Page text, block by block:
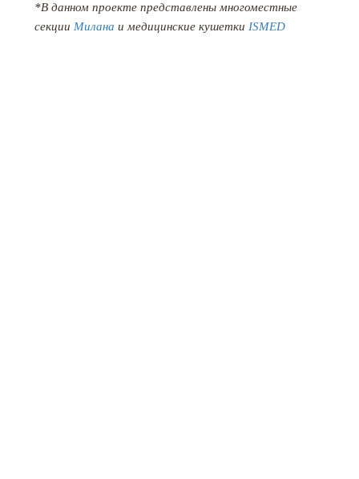
*В данном проекте представлены многоместные
секции Милана и медицинские кушетки ISMED